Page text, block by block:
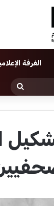
الغرفة